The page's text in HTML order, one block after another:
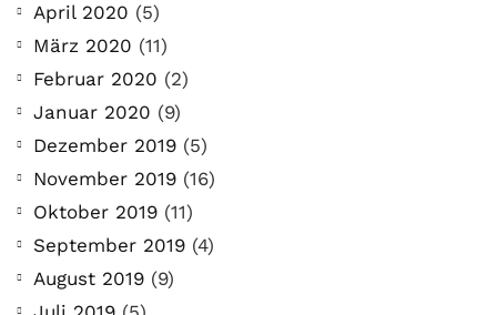
April 2020 (5)
März 2020 (11)
Februar 2020 (2)
Januar 2020 (9)
Dezember 2019 (5)
November 2019 (16)
Oktober 2019 (11)
September 2019 (4)
August 2019 (9)